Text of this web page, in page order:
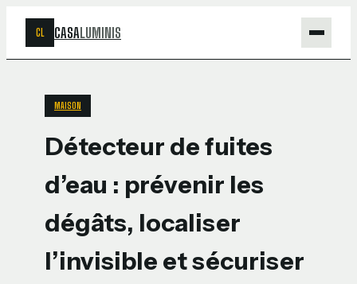
CL CASALUMINIS
MAISON
Détecteur de fuites
d’eau : prévenir les
dégâts, localiser
l’invisible et sécuriser